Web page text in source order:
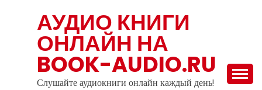
АУДИО КНИГИ
ОНЛАЙН НА
BOOK-AUDIO.RU
Слушайте аудиокниги онлайн каждый день!